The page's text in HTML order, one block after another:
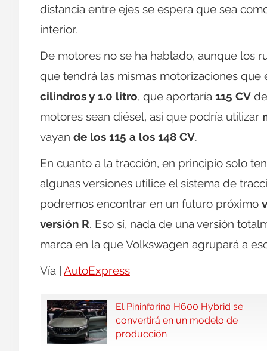
distancia entre ejes se espera que sea
interior.
De motores no se ha hablado, aunque los
que tendrá las mismas motorizaciones
cilindros y 1.0 litro, que aportaría 115 CV
motores sean diésel, así que podría utilizar
vayan de los 115 a los 148 CV.
En cuanto a la tracción, en principio solo
algunas versiones utilice el sistema de
podremos encontrar en un futuro próximo
versión R. Eso sí, nada de una versión
marca en la que Volkswagen agrupará a
Vía | AutoExpress
El Pininfarina H600 Hybrid se
convertirá en un modelo de
producción